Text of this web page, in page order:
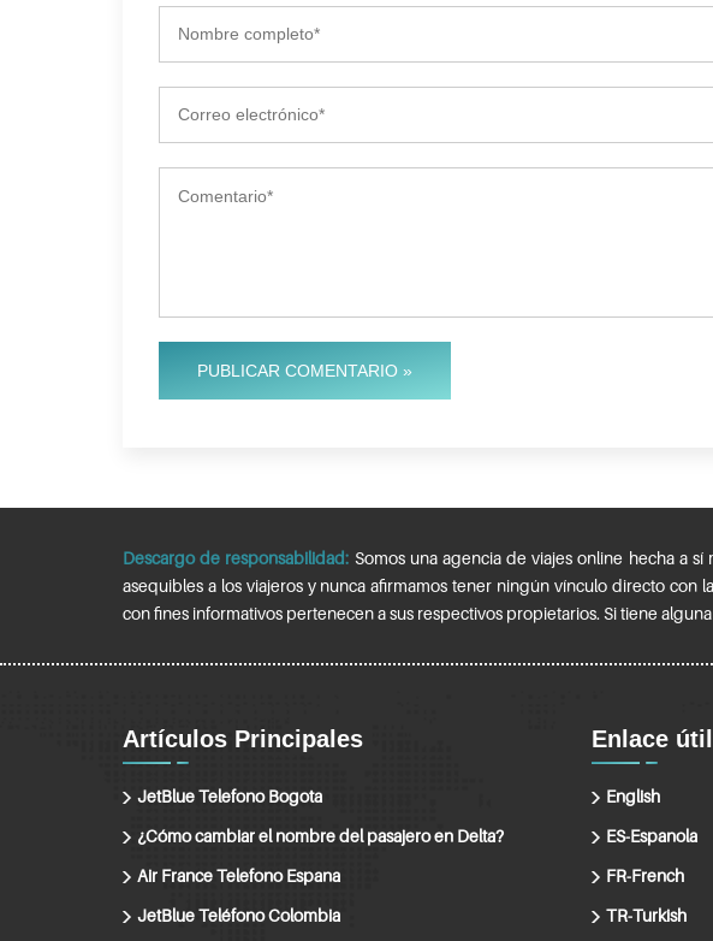
PUBLICAR COMENTARIO »
Descargo de responsabilidad: Somos una agencia de viajes online hecha a
asequibles a los viajeros y nunca afirmamos tener ningún vínculo directo con
con fines informativos pertenecen a sus respectivos propietarios. Si tiene
Artículos Principales
JetBlue Telefono Bogota
¿Cómo cambiar el nombre del pasajero en Delta?
Air France Telefono Espana
JetBlue Teléfono Colombia
Enlace útil
English
ES-Espanola
FR-French
TR-Turkish